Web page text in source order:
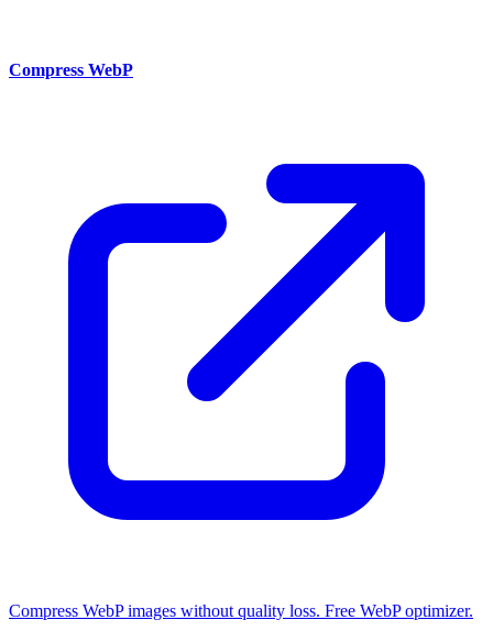
Compress WebP
Compress WebP images without quality loss. Free WebP optimizer.